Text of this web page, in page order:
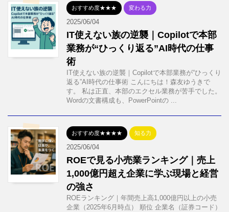
おすすめ度★★★ 変わる力
2025/06/04
IT使えない族の逆襲｜Copilotで本部
業務が“ひっくり返る”AI時代の仕事
術
IT使えない族の逆襲｜Copilotで本部業務が“ひっくり
返る”AI時代の仕事術 こんにちは！森友ゆうきで
す。 私は正直、本部のエクセル業務が苦手でした。
Wordの文書構成も、PowerPointの ...
おすすめ度★★★★ 知る力
2025/06/04
ROEで見る小売業ランキング｜売上
1,000億円超え企業に学ぶ現場と経営
の強さ
ROEランキング｜年間売上高1,000億円以上の小売
企業（2025年6月時点） 順位 企業名（証券コード）